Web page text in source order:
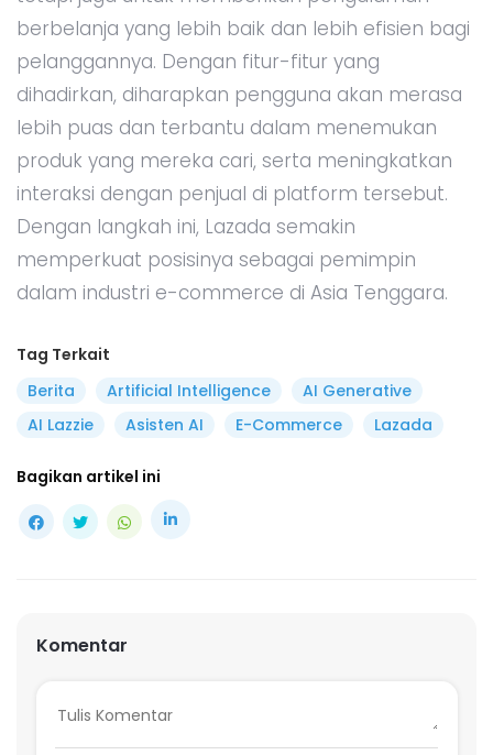
berbelanja yang lebih baik dan lebih efisien bagi
pelanggannya. Dengan fitur-fitur yang
dihadirkan, diharapkan pengguna akan merasa
lebih puas dan terbantu dalam menemukan
produk yang mereka cari, serta meningkatkan
interaksi dengan penjual di platform tersebut.
Dengan langkah ini, Lazada semakin
memperkuat posisinya sebagai pemimpin
dalam industri e-commerce di Asia Tenggara.
Tag Terkait
Berita
Artificial Intelligence
AI Generative
AI Lazzie
Asisten AI E-Commerce Lazada
Bagikan artikel ini
Komentar